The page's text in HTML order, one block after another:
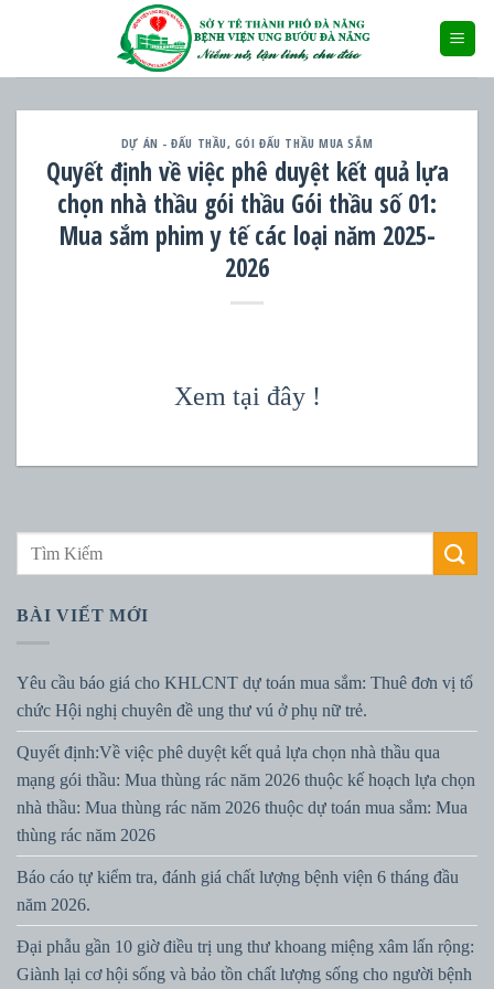
DỰ ÁN - ĐẤU THẦU, GÓI ĐẤU THẦU MUA SẮM
Quyết định về việc phê duyệt kết quả lựa
chọn nhà thầu gói thầu Gói thầu số 01:
Mua sắm phim y tế các loại năm 2025-
2026
Xem tại đây !
BÀI VIẾT MỚI
Yêu cầu báo giá cho KHLCNT dự toán mua sắm: Thuê đơn vị tổ
chức Hội nghị chuyên đề ung thư vú ở phụ nữ trẻ.
Quyết định:Về việc phê duyệt kết quả lựa chọn nhà thầu qua
mạng gói thầu: Mua thùng rác năm 2026 thuộc kế hoạch lựa chọn
nhà thầu: Mua thùng rác năm 2026 thuộc dự toán mua sắm: Mua
thùng rác năm 2026
Báo cáo tự kiểm tra, đánh giá chất lượng bệnh viện 6 tháng đầu
năm 2026.
Đại phẫu gần 10 giờ điều trị ung thư khoang miệng xâm lấn rộng:
Giành lại cơ hội sống và bảo tồn chất lượng sống cho người bệnh